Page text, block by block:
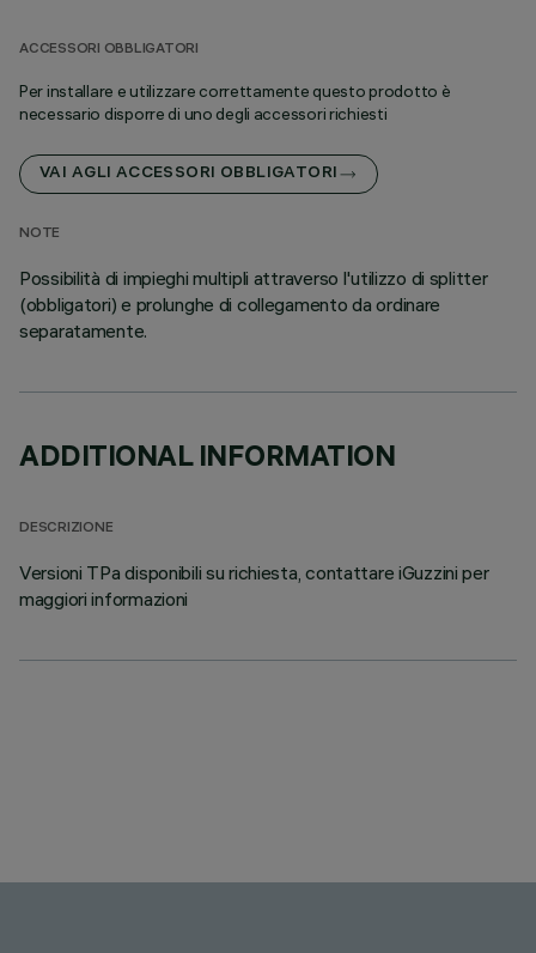
ACCESSORI OBBLIGATORI
Per installare e utilizzare correttamente questo prodotto è
necessario disporre di uno degli accessori richiesti
VAI AGLI ACCESSORI OBBLIGATORI
NOTE
Possibilità di impieghi multipli attraverso l'utilizzo di splitter
(obbligatori) e prolunghe di collegamento da ordinare
separatamente.
ADDITIONAL INFORMATION
DESCRIZIONE
Versioni TPa disponibili su richiesta, contattare iGuzzini per
maggiori informazioni